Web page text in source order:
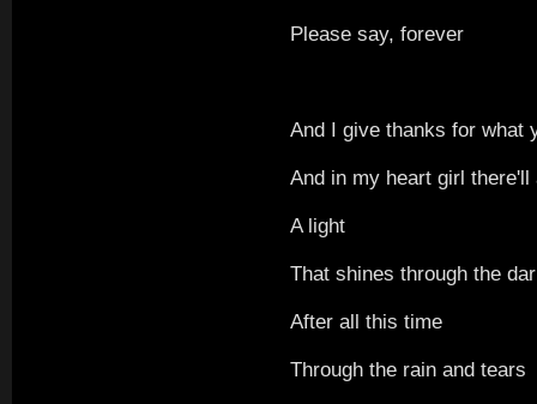
Please say, forever
And I give thanks for what
And in my heart girl there'll
A light
That shines through the
After all this time
Through the rain and tears